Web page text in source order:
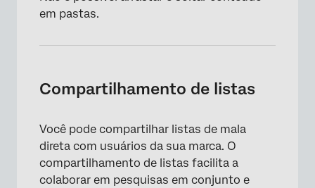
em pastas.
Compartilhamento de listas
Você pode compartilhar listas de mala
direta com usuários da sua marca. O
compartilhamento de listas facilita a
colaborar em pesquisas em conjunto e